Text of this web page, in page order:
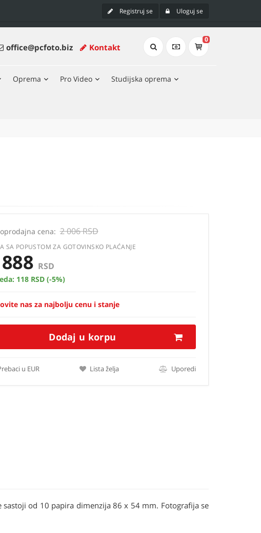
Registruj se Uloguj se
office@pcfoto.biz Kontakt
0
Oprema Pro Video Studijska oprema
cena: 2 006 RSD
SA POPUSTOM ZA GOTOVINSKO PLAĆANJE
RSD
118 RSD(-5%)
nas za najbolju cenu i stanje
Dodaj u korpu
u EUR Lista želja Uporedi
od 10 papira dimenzija 86 x 54 mm. Fotografija se